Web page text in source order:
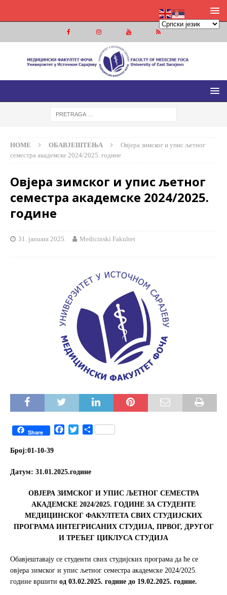
МЕДИЦИНСКИ ФАКУЛТЕТ ФОЧА
МЕДИЦИНСКИ ФАКУЛТЕТ УНИВЕРЗИТЕТА У ИСТОЧНОМ
HOME ОБАВЈЕШТЕЊА
Овјера зимског и упис љетног
семестра академске 2024/2025. године
Овјера зимског и упис љетног
семестра академске 2024/2025.
године
31. januara 2025. Medicinski Fakultet
Share
b
o
k
t
r
S
Број:01-10-39
Датум: 31.01.2025.године
ОВЈЕРА ЗИМСКОГ И УПИС ЉЕТНОГ СЕМЕСТРА
АКАДЕМСКЕ 2024/2025. ГОДИНЕ ЗА СТУДЕНТЕ
МЕДИЦИНСКОГ ФАКУЛТЕТА СВИХ СТУДИЈСКИХ
ПРОГРАМА ИНТЕГРИСАНИХ СТУДИЈА, ПРВОГ, ДРУГОГ
И ТРЕЋЕГ ЦИКЛУСА СТУДИЈА
Обавјештавају се студенти свих студијских програма да ће се
овјера зимског и упис љетног семестра академске 2024/2025.
године вршити од 03.02.2025. године до 19.02.2025. године.